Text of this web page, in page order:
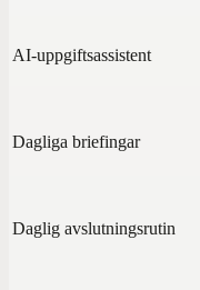
AI-uppgiftsassistent
Dagliga briefingar
Daglig avslutningsrutin